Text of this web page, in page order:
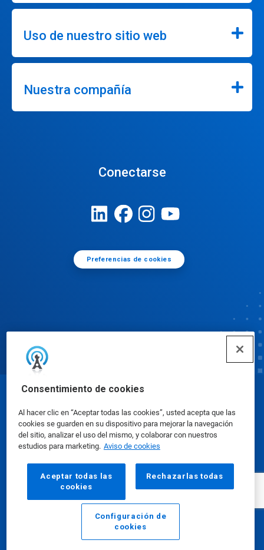
Consentimiento de cookies
Al hacer clic en “Aceptar todas las cookies”, usted acepta que las
cookies se guarden en su dispositivo para mejorar la navegación
del sitio, analizar el uso del mismo, y colaborar con nuestros
estudios para marketing. Aviso de cookies
Aceptar todas las
cookies
Rechazarlas todas
Configuración de
cookies
Uso de nuestro sitio web
Nuestra compañía
Conectarse
Preferencias de cookies
Email Llamar
Hojas de datos sobre seguridad|Política de
privacidad|Términos de uso